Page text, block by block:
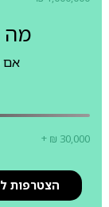
מה
אם
+ ₪ 30,000
הצטרפות